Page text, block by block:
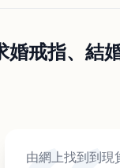
婚戒指、結
由網上找到到現